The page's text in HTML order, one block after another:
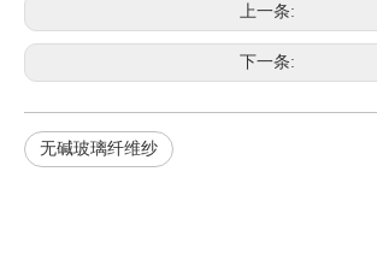
上一条:
下一条:
无碱玻璃纤维纱